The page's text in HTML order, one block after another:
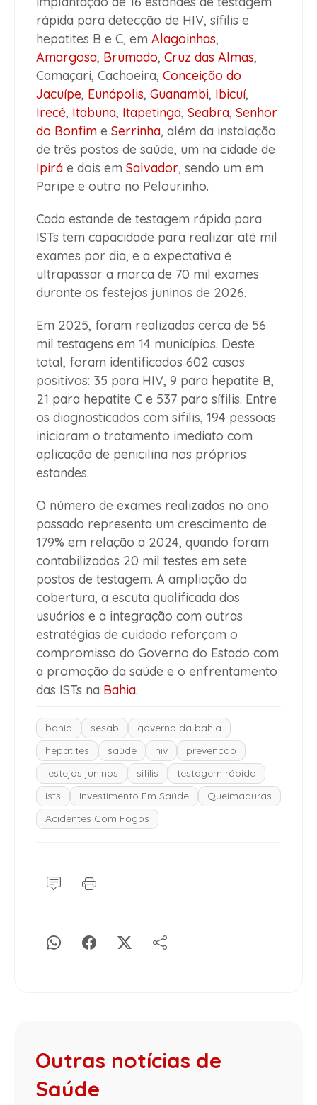
rápida para detecção de HIV, sífilis e
hepatites B e C, em Alagoinhas,
Amargosa, Brumado, Cruz das Almas,
Camaçari, Cachoeira, Conceição do
Jacuípe, Eunápolis, Guanambi, Ibicuí,
Irecê, Itabuna, Itapetinga, Seabra, Senhor
do Bonfim e Serrinha, além da instalação
de três postos de saúde, um na cidade de
Ipirá e dois em Salvador, sendo um em
Paripe e outro no Pelourinho.
Cada estande de testagem rápida para
ISTs tem capacidade para realizar até mil
exames por dia, e a expectativa é
ultrapassar a marca de 70 mil exames
durante os festejos juninos de 2026.
Em 2025, foram realizadas cerca de 56
mil testagens em 14 municípios. Deste
total, foram identificados 602 casos
positivos: 35 para HIV, 9 para hepatite B,
21 para hepatite C e 537 para sífilis. Entre
os diagnosticados com sífilis, 194 pessoas
iniciaram o tratamento imediato com
aplicação de penicilina nos próprios
estandes.
O número de exames realizados no ano
passado representa um crescimento de
179% em relação a 2024, quando foram
contabilizados 20 mil testes em sete
postos de testagem. A ampliação da
cobertura, a escuta qualificada dos
usuários e a integração com outras
estratégias de cuidado reforçam o
compromisso do Governo do Estado com
a promoção da saúde e o enfrentamento
das ISTs na Bahia.
bahia sesab
governo da bahia
hepatites
saúde hiv
prevenção
festejos juninos
sifilis
testagem rápida
ists
Investimento Em Saúde
Queimaduras
Acidentes Com Fogos
Outras notícias de
Saúde